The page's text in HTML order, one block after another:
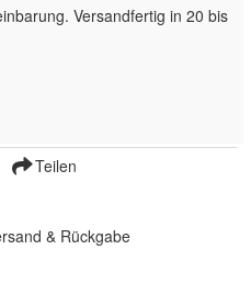
Versandfertig in 20 bis
Teilen
& Rückgabe